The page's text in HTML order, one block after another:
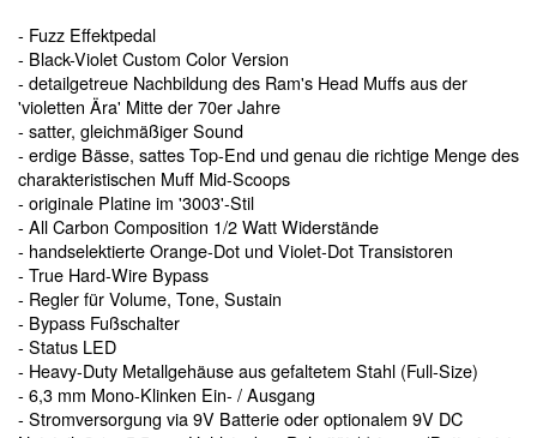
- Fuzz Effektpedal
- Black-Violet Custom Color Version
- detailgetreue Nachbildung des Ram's Head Muffs aus der
'violetten Ära' Mitte der 70er Jahre
- satter, gleichmäßiger Sound
- erdige Bässe, sattes Top-End und genau die richtige Menge des
charakteristischen Muff Mid-Scoops
- originale Platine im '3003'-Stil
- All Carbon Composition 1/2 Watt Widerstände
- handselektierte Orange-Dot und Violet-Dot Transistoren
- True Hard-Wire Bypass
- Regler für Volume, Tone, Sustain
- Bypass Fußschalter
- Status LED
- Heavy-Duty Metallgehäuse aus gefaltetem Stahl (Full-Size)
- 6,3 mm Mono-Klinken Ein- / Ausgang
- Stromversorgung via 9V Batterie oder optionalem 9V DC